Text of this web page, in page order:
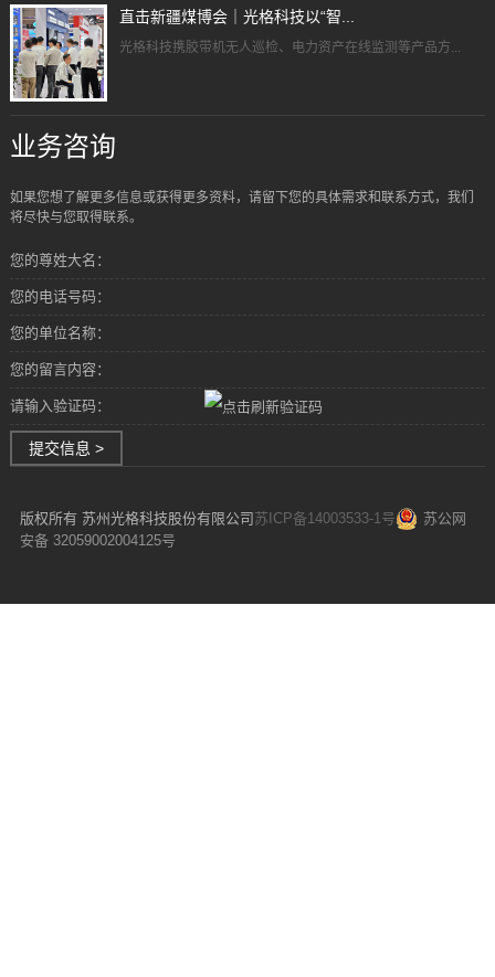
直击新疆煤博会｜光格科技以“智...
光格科技携胶带机无人巡检、电力资产在线监测等产品方...
业务咨询
如果您想了解更多信息或获得更多资料，请留下您的具体需求和联系方式，我们
将尽快与您取得联系。
您的尊姓大名：
您的电话号码：
您的单位名称：
您的留言内容：
请输入验证码：
提交信息 >
版权所有 苏州光格科技股份有限公司苏ICP备14003533-1号
苏公网
安备 32059002004125号